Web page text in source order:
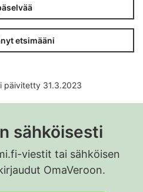
etsimääni
päivitetty 31.3.2023
sähköisesti
viestit tai sähköisen
OmaVeroon.